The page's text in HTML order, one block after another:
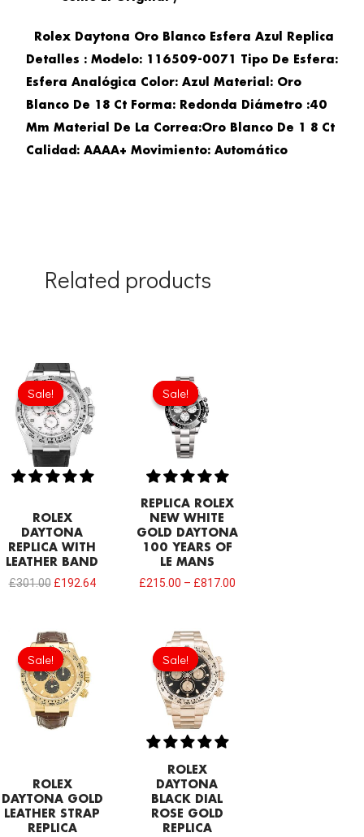
Rolex Daytona Oro Blanco Esfera Azul Replica
Detalles : Modelo: 116509-0071 Tipo De Esfera:
Esfera Analógica Color: Azul Material: Oro
Blanco De 18 Ct Forma: Redonda Diámetro :40
Mm Material De La Correa:Oro Blanco De 1 8 Ct
Calidad: AAAA+ Movimiento: Automático
Related products
Sale!
Sale!
ROLEX
DAYTONA
REPLICA WITH
LEATHER BAND
£301.00
Original
price
was:
£301.00.
£192.64
£192.64.
Sale!
Sale!
REPLICA ROLEX
NEW WHITE
GOLD DAYTONA
100 YEARS OF
LE MANS
£215.00 – £817.00
Sale!
Sale!
ROLEX
DAYTONA GOLD
LEATHER STRAP
REPLICA
Original
price
was:
£301.00.
Sale!
Sale!
ROLEX
DAYTONA
BLACK DIAL
ROSE GOLD
REPLICA
Original
price
was:
£301.00.